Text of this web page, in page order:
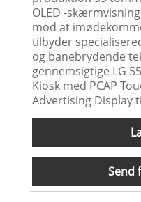
OLED -
mod at
tilbyder
og banebrydende
gennemsigtige LG
Kiosk med PCAP
Advertising Display
Send